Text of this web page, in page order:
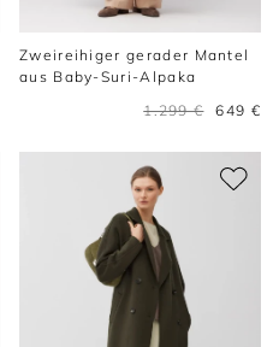
Zweireihiger gerader Mantel
aus Baby-Suri-Alpaka
1.299 €
649 €